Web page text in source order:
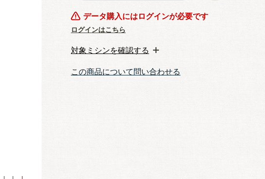
データ購入にはログインが必要です
ログインはこちら
対象ミシンを確認する
この商品について問い合わせる